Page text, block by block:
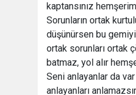
kaptansınız
Sorunların ortak
düşünürsen bu gemiyi
ortak sorunları ortak
batmaz, yol alır
Seni anlayanlar da
anlayanları